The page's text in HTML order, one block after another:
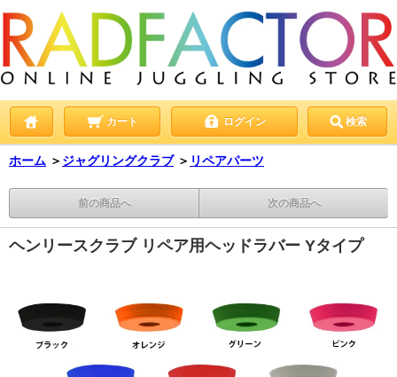
カート ログイン 検索
ホーム ＞ ジャグリングクラブ ＞ リペアパーツ
前の商品へ 次の商品へ
ヘンリースクラブ リペア用ヘッドラバー Yタイプ